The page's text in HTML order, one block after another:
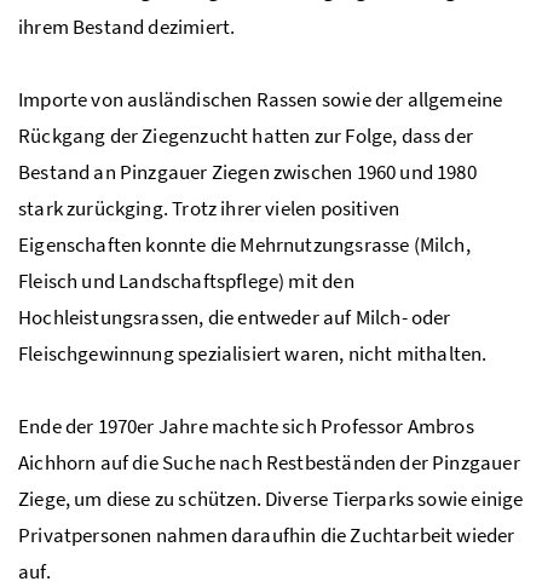
ihrem Bestand dezimiert.
Importe von ausländischen Rassen sowie der allgemeine
Rückgang der Ziegenzucht hatten zur Folge, dass der
Bestand an Pinzgauer Ziegen zwischen 1960 und 1980
stark zurückging. Trotz ihrer vielen positiven
Eigenschaften konnte die Mehrnutzungsrasse (Milch,
Fleisch und Landschaftspflege) mit den
Hochleistungsrassen, die entweder auf Milch- oder
Fleischgewinnung spezialisiert waren, nicht mithalten.
Ende der 1970er Jahre machte sich Professor Ambros
Aichhorn auf die Suche nach Restbeständen der Pinzgauer
Ziege, um diese zu schützen. Diverse Tierparks sowie einige
Privatpersonen nahmen daraufhin die Zuchtarbeit wieder
auf.